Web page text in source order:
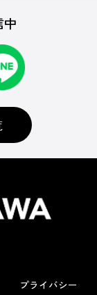
中
プライバシー